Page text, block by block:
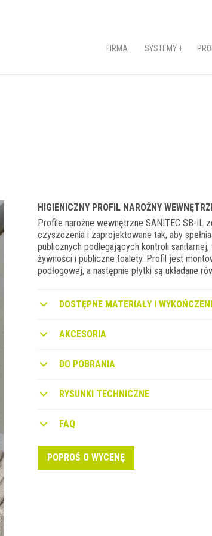
FIRMA SYSTEMY +
HIGIENICZNY PROFIL NAROŻNY
Profile narożne wewnętrzne SANITEC SB-IL
czyszczenia i zaprojektowane tak, aby
publicznych podlegających kontroli
żywności i publiczne toalety. Profil jest
podłogowej, a następnie płytki są układane
DOSTĘPNE MATERIAŁY I
AKCESORIA
DO POBRANIA
RYSUNKI TECHNICZNE
FAQ
POPROŚ O WYCENĘ